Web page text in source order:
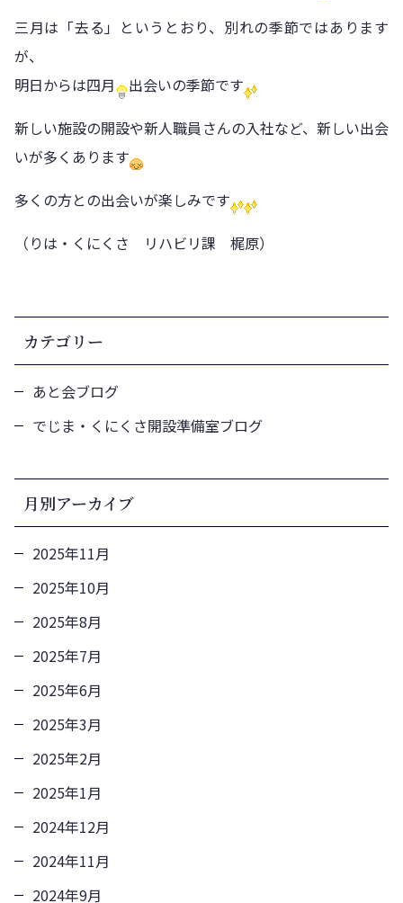
三月は「去る」というとおり、別れの季節ではあります
が、
明日からは四月
出会いの季節です
新しい施設の開設や新人職員さんの入社など、新しい出会
いが多くあります
多くの方との出会いが楽しみです
（りは・くにくさ リハビリ課 梶原）
カテゴリー
あと会ブログ
でじま・くにくさ開設準備室ブログ
月別アーカイブ
2025年11月
2025年10月
2025年8月
2025年7月
2025年6月
2025年3月
2025年2月
2025年1月
2024年12月
2024年11月
2024年9月